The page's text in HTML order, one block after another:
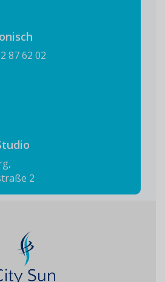
87 62 02
2